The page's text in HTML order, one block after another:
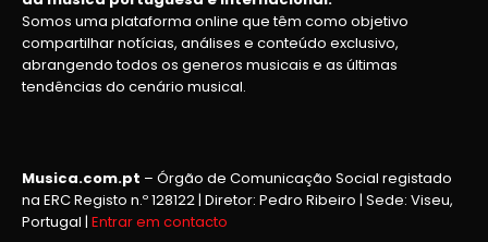
Somos uma plataforma online que têm como objetivo
compartilhar notícias, análises e conteúdo exclusivo,
abrangendo todos os generos musicais e as últimas
tendências do cenário musical.
Musica.com.pt – Órgão de Comunicação Social registado
na ERC Registo n.º 128122 | Diretor: Pedro Ribeiro | Sede: Viseu,
Portugal | Entrar em contacto